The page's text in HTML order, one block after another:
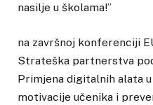
nasilje u školama!”
na završnoj konferenciji
Strateška partnerstva
Primjena digitalnih alata
motivacije učenika i